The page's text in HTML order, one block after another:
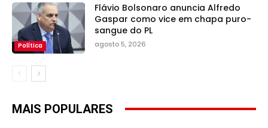
Política
Flávio Bolsonaro anuncia Alfredo
Gaspar como vice em chapa puro-
sangue do PL
agosto 5, 2026
MAIS POPULARES